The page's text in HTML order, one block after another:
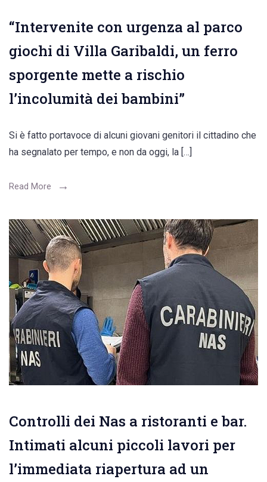
“Intervenite con urgenza al parco
giochi di Villa Garibaldi, un ferro
sporgente mette a rischio
l’incolumità dei bambini”
Si è fatto portavoce di alcuni giovani genitori il cittadino che
ha segnalato per tempo, e non da oggi, la […]
Read More
Controlli dei Nas a ristoranti e bar.
Intimati alcuni piccoli lavori per
l’immediata riapertura ad un